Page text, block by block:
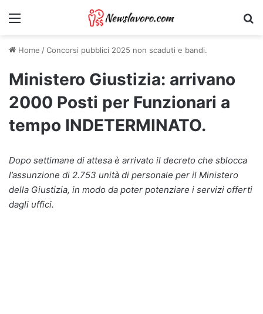
Menu
Home /Concorsi pubblici 2025 non scaduti e bandi.
Ministero Giustizia: arrivano
2000 Posti per Funzionari a
tempo INDETERMINATO.
Dopo settimane di attesa è arrivato il decreto che sblocca
l’assunzione di 2.753 unità di personale per il Ministero
della Giustizia, in modo da poter potenziare i servizi offerti
dagli uffici.